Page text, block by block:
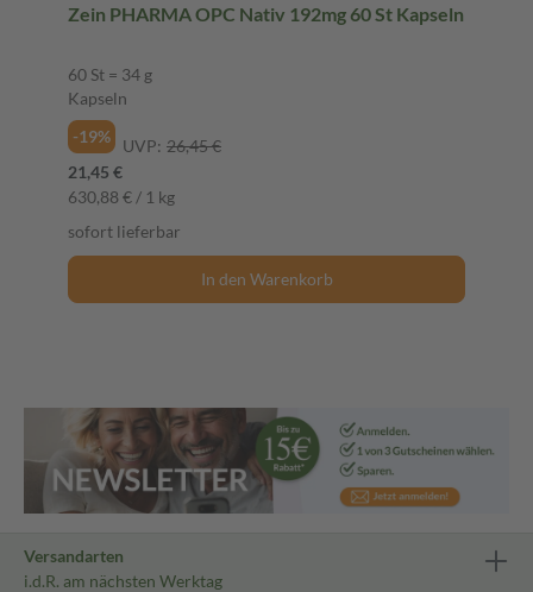
Zein PHARMA OPC Nativ 192mg 60 St Kapseln
60 St = 34 g
Kapseln
-19%
UVP: 26,45 €
21,45 €
630,88 € / 1 kg
sofort lieferbar
In den Warenkorb
Versandarten
i.d.R. am nächsten Werktag